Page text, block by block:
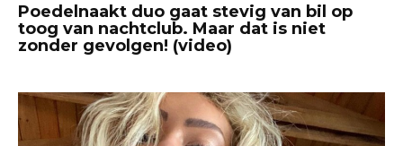
Poedelnaakt duo gaat stevig van bil op
toog van nachtclub. Maar dat is niet
zonder gevolgen! (video)